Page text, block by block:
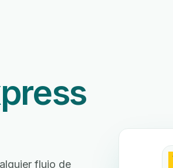
flujo de